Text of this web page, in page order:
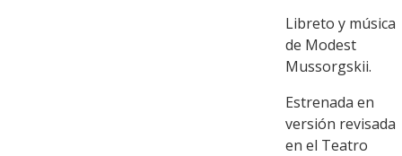
Libreto y música
de Modest
Mussorgskii.
Estrenada en
versión revisada
en el Teatro